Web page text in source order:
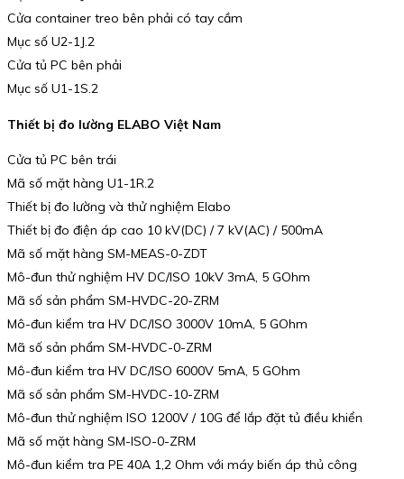
Cửa container treo bên phải có tay cầm
Mục số U2-1J.2
Cửa tủ PC bên phải
Mục số U1-1S.2
Thiết bị đo lường ELABO Việt Nam
Cửa tủ PC bên trái
Mã số mặt hàng U1-1R.2
Thiết bị đo lường và thử nghiệm Elabo
Thiết bị đo điện áp cao 10 kV(DC) / 7 kV(AC) / 500mA
Mã số mặt hàng SM-MEAS-0-ZDT
Mô-đun thử nghiệm HV DC/ISO 10kV 3mA, 5 GOhm
Mã số sản phẩm SM-HVDC-20-ZRM
Mô-đun kiểm tra HV DC/ISO 3000V 10mA, 5 GOhm
Mã số sản phẩm SM-HVDC-0-ZRM
Mô-đun kiểm tra HV DC/ISO 6000V 5mA, 5 GOhm
Mã số sản phẩm SM-HVDC-10-ZRM
Mô-đun thử nghiệm ISO 1200V / 10G để lắp đặt tủ điều khiển
Mã số mặt hàng SM-ISO-0-ZRM
Mô-đun kiểm tra PE 40A 1,2 Ohm với máy biến áp thủ công